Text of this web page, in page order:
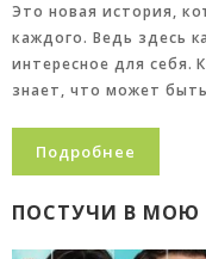
Это новая история,
каждого. Ведь здесь
интересное для себя.
знает, что может
Подробнее
ПОСТУЧИ В МОЮ